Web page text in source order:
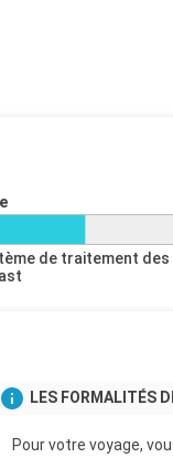
de traitement des
LES FORMALITÉS
Pour votre voyage,